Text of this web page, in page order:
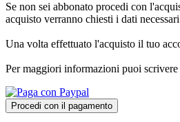
Se non sei abbonato procedi con
acquisto verranno chiesti i dati
Una volta effettuato l'acquisto il tuo
Per maggiori informazioni puoi